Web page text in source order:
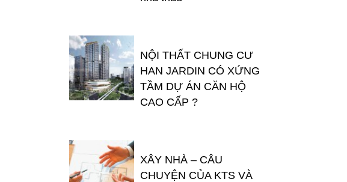
NỘI THẤT CHUNG CƯ
HAN JARDIN CÓ XỨNG
TẦM DỰ ÁN CĂN HỘ
CAO CẤP ?
XÂY NHÀ – CÂU
CHUYỆN CỦA KTS VÀ